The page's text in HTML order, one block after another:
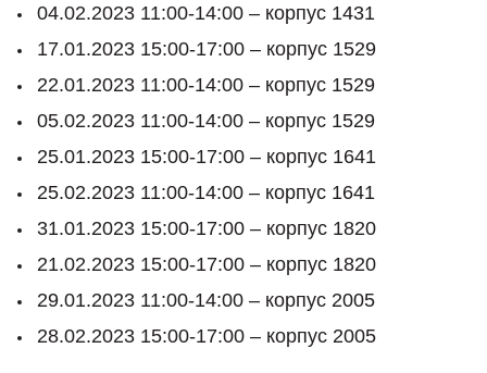
04.02.2023 11:00-14:00 – корпус 1431
17.01.2023 15:00-17:00 – корпус 1529
22.01.2023 11:00-14:00 – корпус 1529
05.02.2023 11:00-14:00 – корпус 1529
25.01.2023 15:00-17:00 – корпус 1641
25.02.2023 11:00-14:00 – корпус 1641
31.01.2023 15:00-17:00 – корпус 1820
21.02.2023 15:00-17:00 – корпус 1820
29.01.2023 11:00-14:00 – корпус 2005
28.02.2023 15:00-17:00 – корпус 2005